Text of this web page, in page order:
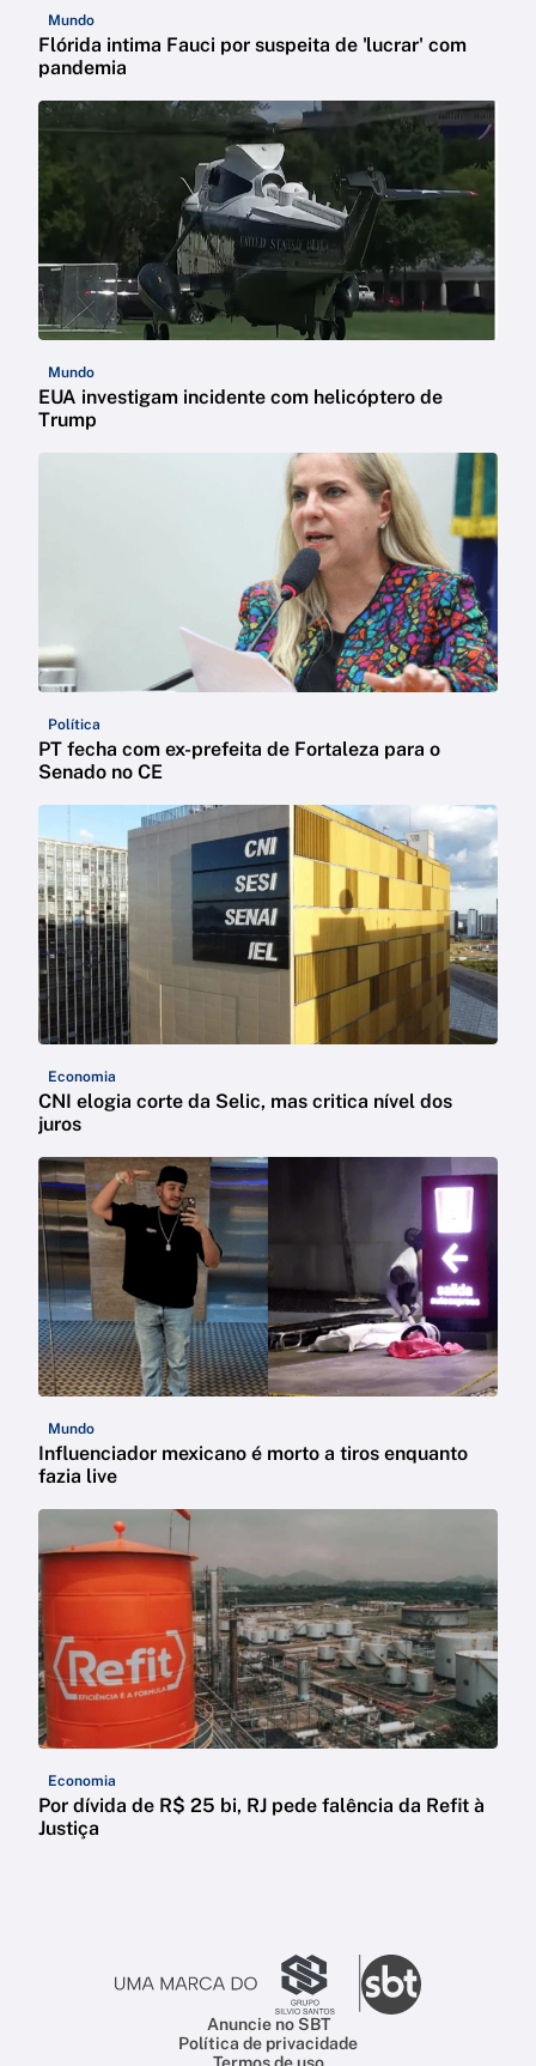
Mundo
Flórida intima Fauci por suspeita de 'lucrar' com
pandemia
Mundo
EUA investigam incidente com helicóptero de
Trump
Política
PT fecha com ex-prefeita de Fortaleza para o
Senado no CE
Economia
CNI elogia corte da Selic, mas critica nível dos
juros
Mundo
Influenciador mexicano é morto a tiros enquanto
fazia live
Economia
Por dívida de R$ 25 bi, RJ pede falência da Refit à
Justiça
Anuncie no SBT
Política de privacidade